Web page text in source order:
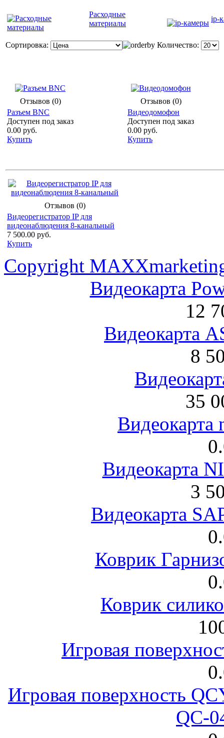
Расходные
материалы
ip-
Сортировка: Количество:
Отзывов (0)
Разъем BNC
Доступен под заказ
0.00 руб.
Купить
Отзывов (0)
Видеодомофон
Доступен под заказ
0.00 руб.
Купить
Отзывов (0)
Видеорегистратор IP для
видеонаблюдения 8-канальный
7 500.00 руб.
Купить
Copyright
Видеокарта
12
Видеокарта
8
35
Видеокарта
Видеокарта
3
Видеокарта
Коврик
Коврик
Игровая
Игровая поверхность
QC-